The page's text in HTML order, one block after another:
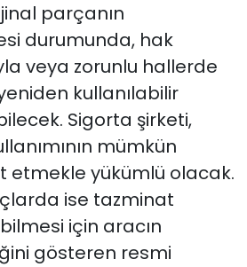
parçanın
durumunda, hak
veya zorunlu hallerde
kullanılabilir
Sigorta şirketi,
mümkün
etmekle yükümlü olacak.
ise tazminat
için aracın
gösteren resmi